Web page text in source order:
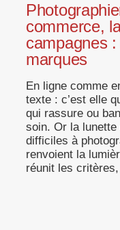
commerce,
campagnes :
marques
En ligne comme
texte : c’est elle
qui rassure ou
soin. Or la lunette
difficiles à
renvoient la
réunit les